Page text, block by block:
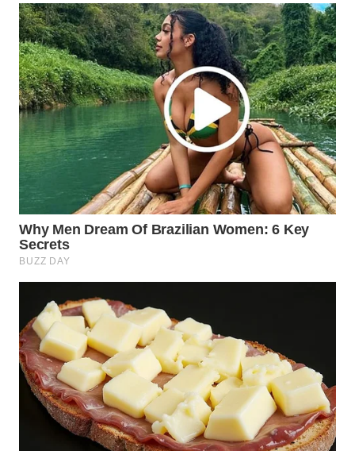
WN
SUMEDANG
WN
CIANJUR
WN
KEPULAUAN
SERIBU
WN
BINJAI
WN
CIREBON
WN
INDRAMAYU